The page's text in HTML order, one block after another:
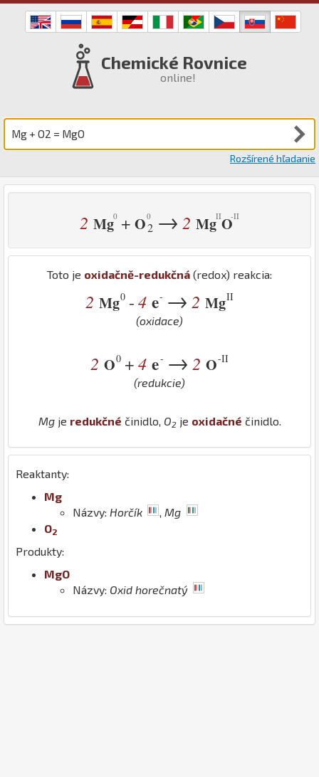
Chemické Rovnice
online!
Rozšírené hľadanie
2 Mg + O2 → 2 Mg O
Toto je oxidačně-redukčná (redox) reakcia:
2 Mg0 -4 e- → 2 MgII
(oxidace)
2 O0 + 4 e- → 2 O-II
(redukcie)
Mgje redukčné činidlo, O2je oxidačné činidlo.
Reaktanty:
Mg
Názvy: Horčík
Mg
O2
Produkty:
MgO
Názvy: Oxid horečnatý